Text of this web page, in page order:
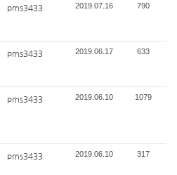
pms3433 2019.07.16 790
pms3433 2019.06.17 633
pms3433 2019.06.10 1079
pms3433 2019.06.10 317